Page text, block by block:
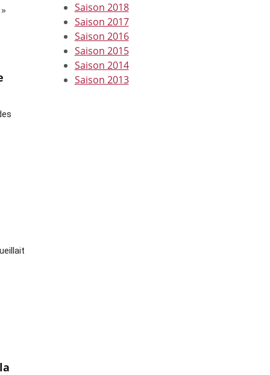
Saison 2018
Saison 2017
Saison 2016
Saison 2015
Saison 2014
Saison 2013